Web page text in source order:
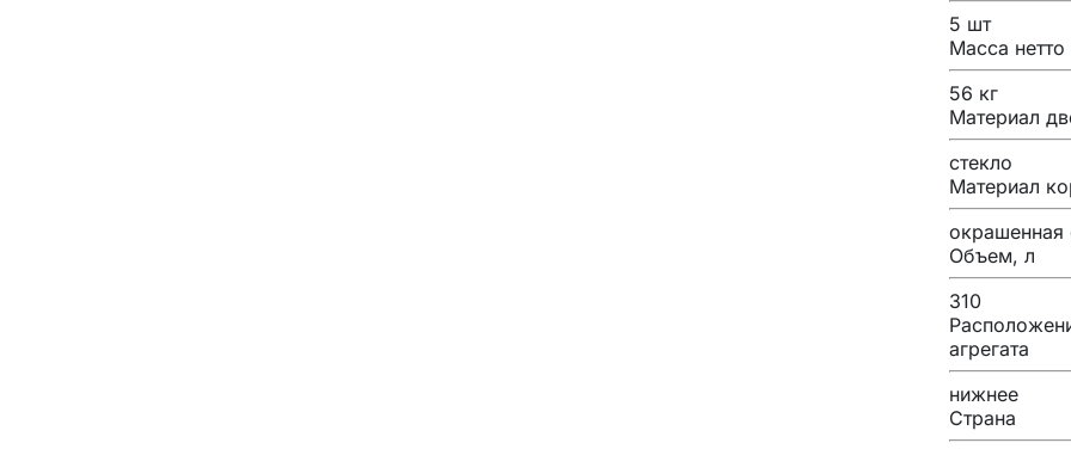
5 шт
Масса нетто
56 кг
Материал
стекло
Материал
окрашенная
Объем, л
310
агрегата
нижнее
Страна